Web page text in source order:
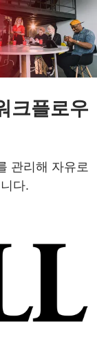
크플로우
관리해 자유로
다.